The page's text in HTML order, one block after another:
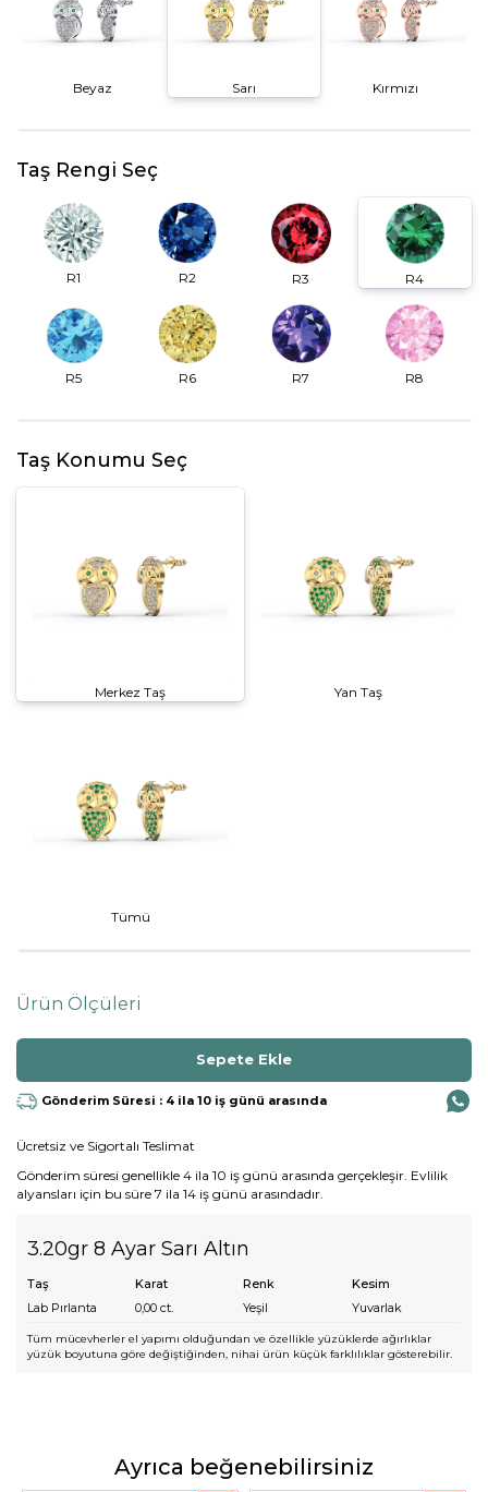
Beyaz Sarı Kırmızı
Taş Rengi Seç
R1 R2 R3 R4
R5 R6 R7 R8
Taş Konumu Seç
Merkez Taş Yan Taş
Tümü
Ürün Ölçüleri
Gönderim Süresi : 4 ila 10 iş günü arasında
Ücretsiz ve Sigortalı Teslimat
Gönderim süresi genellikle 4 ila 10 iş günü arasında gerçekleşir. Evlilik
alyansları için bu süre 7 ila 14 iş günü arasındadır.
3.20gr 8 Ayar Sarı Altın
Taş Karat Renk
Kesim
Lab Pırlanta
0,00 ct. Yeşil Yuvarlak
Tüm mücevherler el yapımı olduğundan ve özellikle yüzüklerde ağırlıklar
yüzük boyutuna göre değiştiğinden, nihai ürün küçük farklılıklar gösterebilir.
Ayrıca beğenebilirsiniz